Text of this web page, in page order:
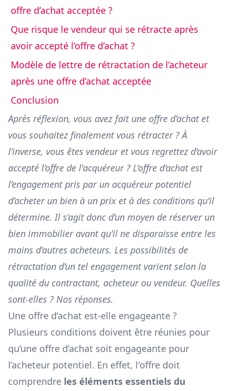
offre d’achat acceptée ?
Que risque le vendeur qui se rétracte après
avoir accepté l’offre d’achat ?
Modèle de lettre de rétractation de l’acheteur
après une offre d’achat acceptée
Conclusion
Après réflexion, vous avez fait une offre d’achat et
vous souhaitez finalement vous rétracter ? À
l’inverse, vous êtes vendeur et vous regrettez d’avoir
accepté l’offre de l'acquéreur ? L’offre d’achat est
l’engagement pris par un acquéreur potentiel
d’acheter un bien à un prix et à des conditions qu’il
détermine. Il s’agit donc d’un moyen de réserver un
bien immobilier avant qu’il ne disparaisse entre les
mains d’autres acheteurs. Les possibilités de
rétractation d’un tel engagement varient selon la
qualité du contractant, acheteur ou vendeur. Quelles
sont-elles ? Nos réponses.
Une offre d’achat est-elle engageante ?
Plusieurs conditions doivent être réunies pour
qu’une offre d’achat soit engageante pour
l’acheteur potentiel. En effet, l'offre doit
comprendre les éléments essentiels du